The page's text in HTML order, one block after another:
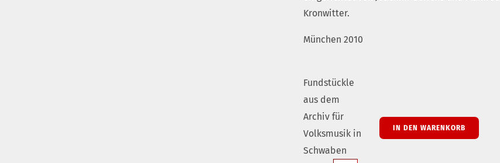
Kronwitter.
München 2010
Fundstückle
aus dem
Archiv für
Volksmusik in
Schwaben
IN DEN WARENKORB